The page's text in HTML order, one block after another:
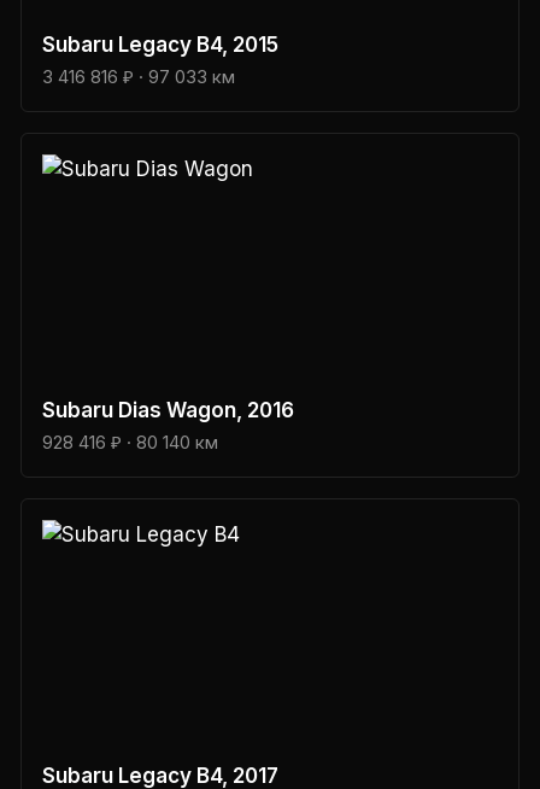
Subaru Legacy B4, 2015
3 416 816 ₽ · 97 033 км
Subaru Dias Wagon , 2016
928 416 ₽ · 80 140 км
Subaru Legacy B4, 2017